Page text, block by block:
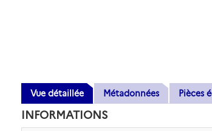
Vue détaillée Métadonnées Pièces
INFORMATIONS